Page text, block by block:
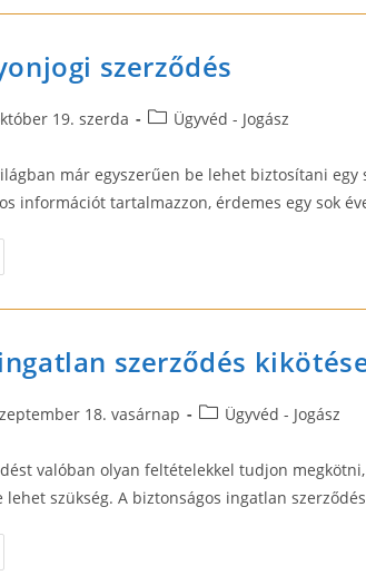
szerződés
19. szerda
PostÜgyvéd - Jogász
már egyszerűen be lehet biztosítani egy
információt tartalmazzon, érdemes egy sok
szerződés
18. vasárnap
PostÜgyvéd - Jogász
valóban olyan feltételekkel tudjon
lehet szükség. A biztonságos ingatlan